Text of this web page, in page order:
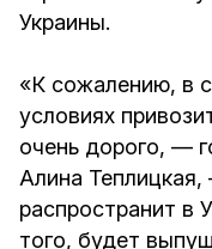
Украины.
«К сожалению, в
условиях
очень дорого, —
Алина
распространит в
того, будет